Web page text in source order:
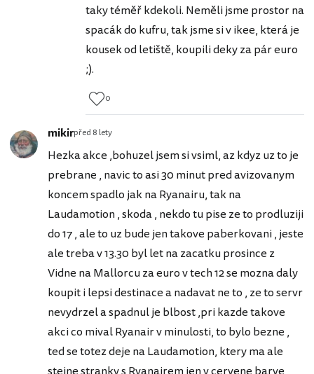
taky téměř kdekoli. Neměli jsme prostor na
spacák do kufru, tak jsme si v ikee, která je
kousek od letiště, koupili deky za pár euro
;).
0
mikirpřed 8 lety
Hezka akce ,bohuzel jsem si vsiml, az kdyz uz to je
prebrane , navic to asi 30 minut pred avizovanym
koncem spadlo jak na Ryanairu, tak na
Laudamotion , skoda , nekdo tu pise ze to prodluziji
do 17 , ale to uz bude jen takove paberkovani , jeste
ale treba v 13.30 byl let na zacatku prosince z
Vidne na Mallorcu za euro v tech 12 se mozna daly
koupit i lepsi destinace a nadavat ne to , ze to servr
nevydrzel a spadnul je blbost ,pri kazde takove
akci co mival Ryanair v minulosti, to bylo bezne ,
ted se totez deje na Laudamotion, ktery ma ale